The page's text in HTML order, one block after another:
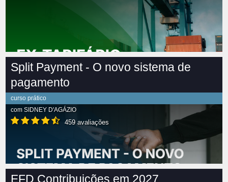
Split Payment - O novo sistema de
pagamento
curso prático
com SIDNEY D'AGÁZIO
459 avaliações
EFD Contribuições em 2027